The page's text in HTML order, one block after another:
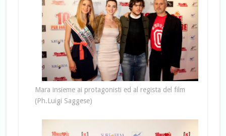
Mara insieme ai protagonisti ed al regista del film
(Ph.Luigi Saggese)